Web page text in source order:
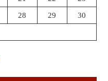
28 29 30